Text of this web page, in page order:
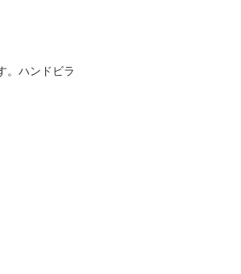
。ハンドビラ